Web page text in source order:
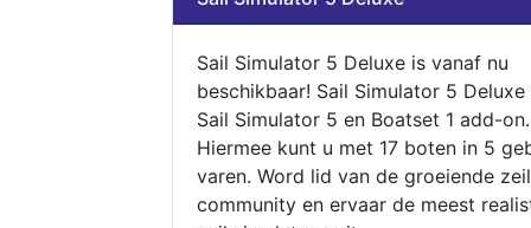
Sail Simulator 5 Deluxe is vanaf nu
beschikbaar! Sail Simulator 5
Sail Simulator 5 en Boatset 1 add-on.
Hiermee kunt u met 17 boten in 5
varen. Word lid van de groeiende zeil
community en ervaar de meest